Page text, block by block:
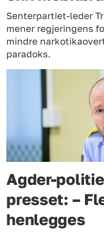
Senterpartiet-leder
mener regjeringens
mindre
paradoks.
Agder-
presset: –
henlegges